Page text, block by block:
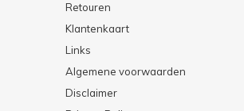
Retouren
Klantenkaart
Links
Algemene voorwaarden
Disclaimer